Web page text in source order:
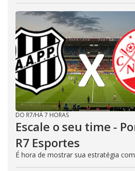
DO R7/HÁ 7 HORAS
Escale o seu time -
R7 Esportes
É hora de mostrar sua estratégia